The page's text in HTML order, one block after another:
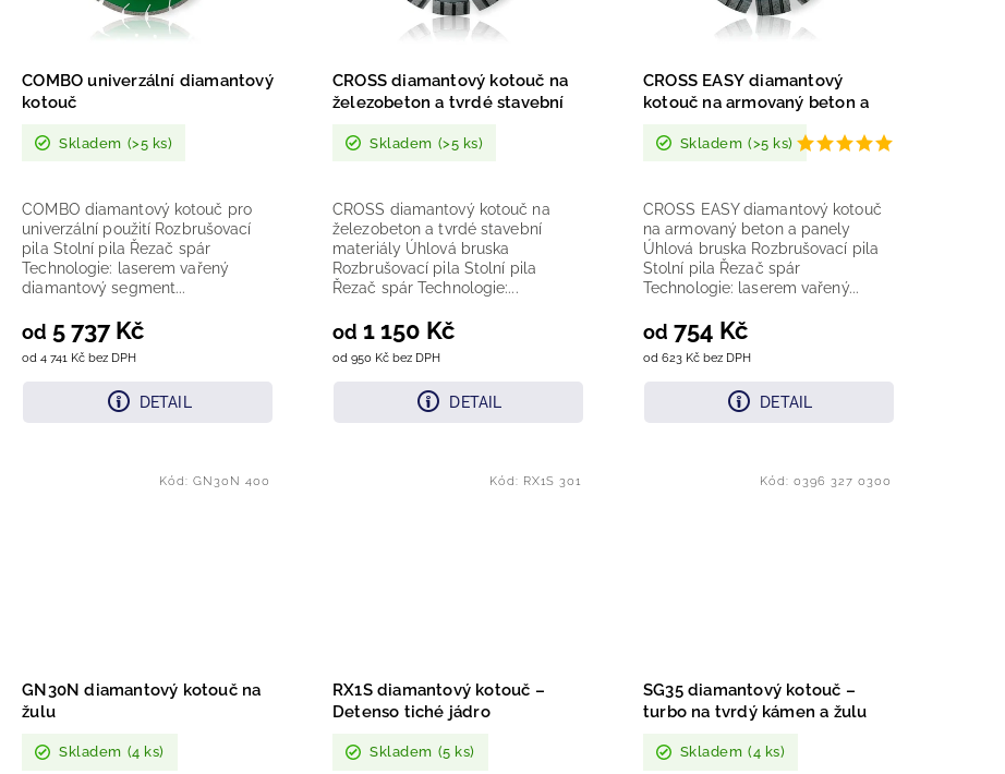
COMBO univerzální diamantový
kotouč
Skladem (>5 ks)
od 4 741 Kč bez DPH
od 5 737 Kč
DETAIL
COMBO diamantový kotouč pro
univerzální použití Rozbrušovací
pila Stolní pila Řezač spár
Technologie: laserem vařený
diamantový segment...
CROSS diamantový kotouč na
železobeton a tvrdé stavební
Skladem (>5 ks)
od 950 Kč bez DPH
od 1 150 Kč
DETAIL
CROSS diamantový kotouč na
železobeton a tvrdé stavební
materiály Úhlová bruska
Rozbrušovací pila Stolní pila
Řezač spár Technologie:...
CROSS EASY diamantový
kotouč na armovaný beton a
Skladem (>5 ks)
od 623 Kč bez DPH
od 754 Kč
DETAIL
CROSS EASY diamantový kotouč
na armovaný beton a panely
Úhlová bruska Rozbrušovací pila
Stolní pila Řezač spár
Technologie: laserem vařený...
GN30N diamantový kotouč na
žulu
Skladem (4 ks)
Kód:GN30N 400
RX1S diamantový kotouč –
Detenso tiché jádro
Skladem (5 ks)
Kód: RX1S 301
SG35 diamantový kotouč –
turbo na tvrdý kámen a žulu
Skladem (4 ks)
Kód: 0396 327 0300